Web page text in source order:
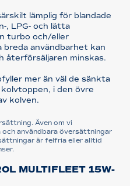
lämplig för blandade
, LPG- och lätta
turbo och/eller
breda användbarhet kan
återförsäljaren minskas.
mer än väl de sänkta
i den övre
kolven.
Även om vi
användbara översättningar
är felfria eller alltid
MULTIFLEET 15W-